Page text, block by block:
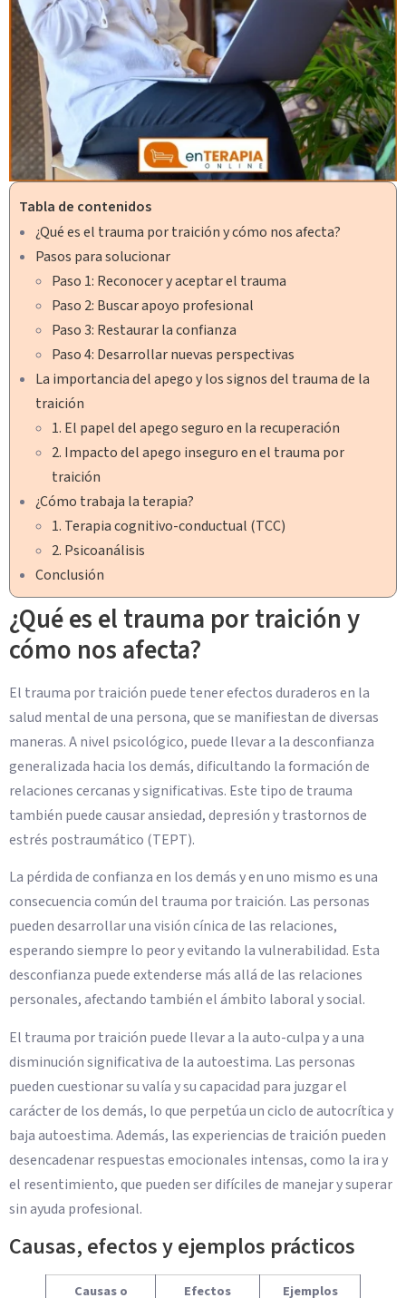
Tabla de contenidos
¿Qué es el trauma por traición y cómo nos afecta?
Pasos para solucionar
Paso 1: Reconocer y aceptar el trauma
Paso 2: Buscar apoyo profesional
Paso 3: Restaurar la confianza
Paso 4: Desarrollar nuevas perspectivas
La importancia del apego y los signos del trauma de la
traición
1. El papel del apego seguro en la recuperación
2. Impacto del apego inseguro en el trauma por
traición
¿Cómo trabaja la terapia?
1. Terapia cognitivo-conductual (TCC)
2. Psicoanálisis
Conclusión
¿Qué es el trauma por traición y
cómo nos afecta?
El trauma por traición puede tener efectos duraderos en la
salud mental de una persona, que se manifiestan de diversas
maneras. A nivel psicológico, puede llevar a la desconfianza
generalizada hacia los demás, dificultando la formación de
relaciones cercanas y significativas. Este tipo de trauma
también puede causar ansiedad, depresión y trastornos de
estrés postraumático (TEPT).
La pérdida de confianza en los demás y en uno mismo es una
consecuencia común del trauma por traición. Las personas
pueden desarrollar una visión cínica de las relaciones,
esperando siempre lo peor y evitando la vulnerabilidad. Esta
desconfianza puede extenderse más allá de las relaciones
personales, afectando también el ámbito laboral y social.
El trauma por traición puede llevar a la auto-culpa y a una
disminución significativa de la autoestima. Las personas
pueden cuestionar su valía y su capacidad para juzgar el
carácter de los demás, lo que perpetúa un ciclo de autocrítica y
baja autoestima. Además, las experiencias de traición pueden
desencadenar respuestas emocionales intensas, como la ira y
el resentimiento, que pueden ser difíciles de manejar y superar
sin ayuda profesional.
Causas, efectos y ejemplos prácticos
Causas o Efectos Ejemplos